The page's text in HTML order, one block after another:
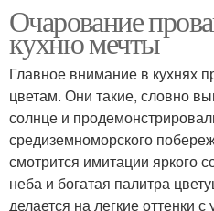
Очарование
кухню мечты
Главное внимание в кухнях
цветам. Они такие, словно
солнце и
средиземноморского
смотрится имитации яркого
неба и богатая палитра
делается на легкие оттенки